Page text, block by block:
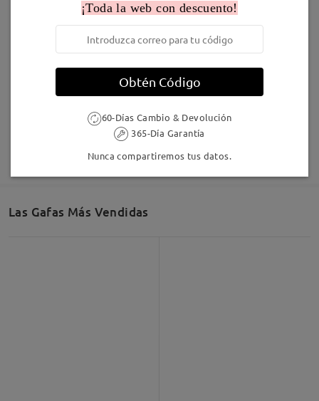
9,95 € TR92225
Las Gafas Más Vendidas
¡Toda la web con descuento!
Obtén Código
60-Días Cambio & Devolución
365-Día Garantía
Nunca compartiremos tus datos.